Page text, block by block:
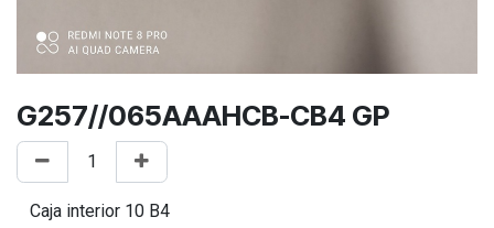
G257//065AAAHCB-CB4 GP